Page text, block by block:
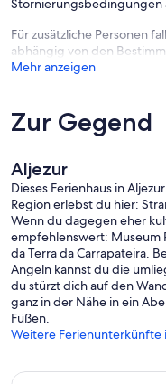
Für zusätzliche Personen
abhängig von den
Mehr anzeigen
Zur Gegend
Aljezur
Dieses Ferienhaus in
Region erlebst du hier:
Wenn du dagegen eher
empfehlenswert: Museum
da Terra da Carrapateira.
Angeln kannst du die
du stürzt dich auf den
ganz in der Nähe in ein
Füßen.
Weitere Ferienunterkünfte